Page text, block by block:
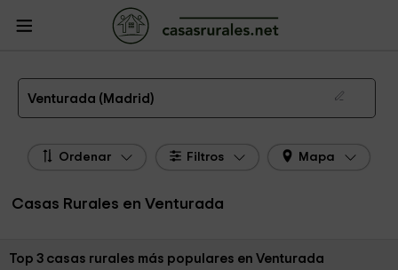
Casas Rurales
Venturada
Las 3 mejores casas rurales en Venturada de 2026
Venturada (Madrid)
Ordenar Filtros Mapa
Casas Rurales en Venturada
Ordenar por:
Top 3 casas rurales más populares en Venturada